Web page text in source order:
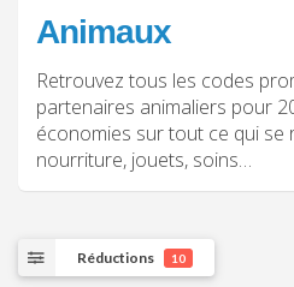
Animaux
Retrouvez tous les codes
partenaires animaliers pour
économies sur tout ce qui se
nourriture, jouets, soins…
Réductions 10